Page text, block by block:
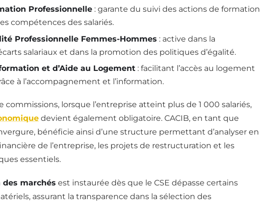
Professionnelle : garante du suivi des actions de formation
compétences des salariés.
Professionnelle Femmes-Hommes : active dans la
salariaux et dans la promotion des politiques d’égalité.
et d’Aide au Logement : facilitant l’accès au logement
à l’accompagnement et l’information.
commissions, lorsque l’entreprise atteint plus de 1 000 salariés,
devient également obligatoire. CACIB, en tant que
bénéficie ainsi d’une structure permettant d’analyser en
de l’entreprise, les projets de restructuration et les
essentiels.
marchés est instaurée dès que le CSE dépasse certains
assurant la transparence dans la sélection des